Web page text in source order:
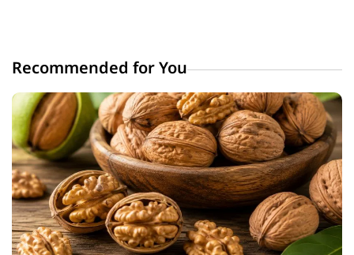
Recommended for You